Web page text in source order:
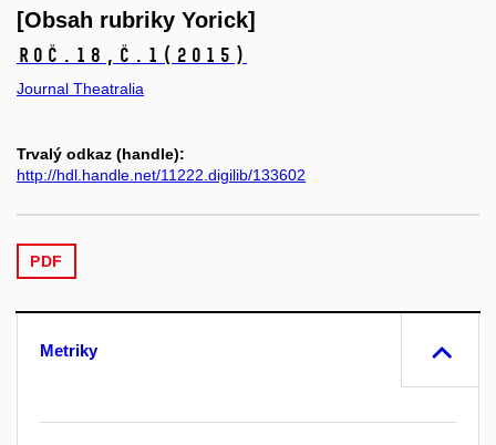
[Obsah rubriky Yorick]
Roč.18, č.1 (2015)
Journal Theatralia
Trvalý odkaz (handle):
http://hdl.handle.net/11222.digilib/133602
PDF
Metriky